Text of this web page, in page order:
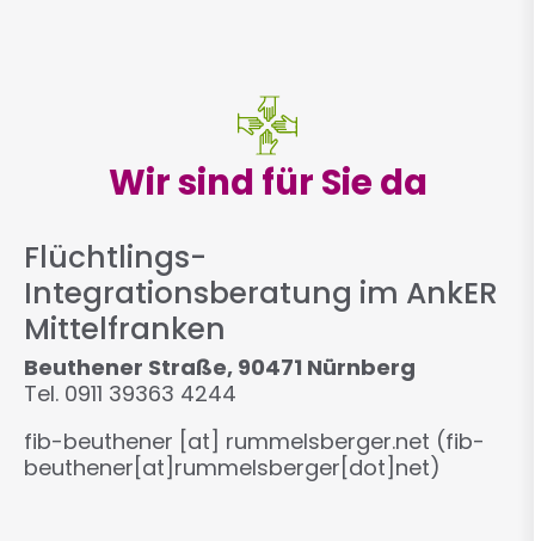
Wir sind für Sie da
Flüchtlings-
Integrationsberatung im AnkER
Mittelfranken
Beuthener Straße, 90471 Nürnberg
Tel. 0911 39363 4244
fib-beuthener [at] rummelsberger.net (fib-
beuthener[at]rummelsberger[dot]net)